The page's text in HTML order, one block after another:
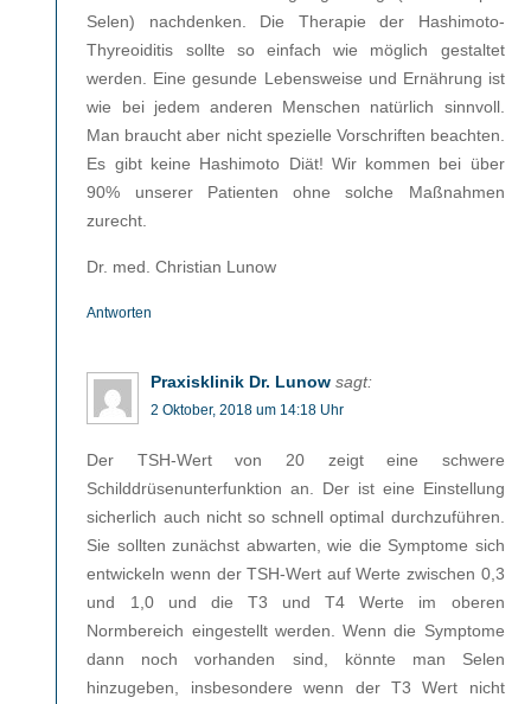
Selen) nachdenken. Die Therapie der Hashimoto-
Thyreoiditis sollte so einfach wie möglich gestaltet
werden. Eine gesunde Lebensweise und Ernährung ist
wie bei jedem anderen Menschen natürlich sinnvoll.
Man braucht aber nicht spezielle Vorschriften beachten.
Es gibt keine Hashimoto Diät! Wir kommen bei über
90% unserer Patienten ohne solche Maßnahmen
zurecht.
Dr. med. Christian Lunow
Antworten
Praxisklinik Dr. Lunow sagt:
2 Oktober, 2018 um 14:18 Uhr
Der TSH-Wert von 20 zeigt eine schwere
Schilddrüsenunterfunktion an. Der ist eine Einstellung
sicherlich auch nicht so schnell optimal durchzuführen.
Sie sollten zunächst abwarten, wie die Symptome sich
entwickeln wenn der TSH-Wert auf Werte zwischen 0,3
und 1,0 und die T3 und T4 Werte im oberen
Normbereich eingestellt werden. Wenn die Symptome
dann noch vorhanden sind, könnte man Selen
hinzugeben, insbesondere wenn der T3 Wert nicht